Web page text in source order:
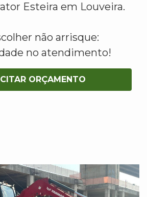
Esteira em Louveira.
não arrisque:
no atendimento!
ORÇAMENTO